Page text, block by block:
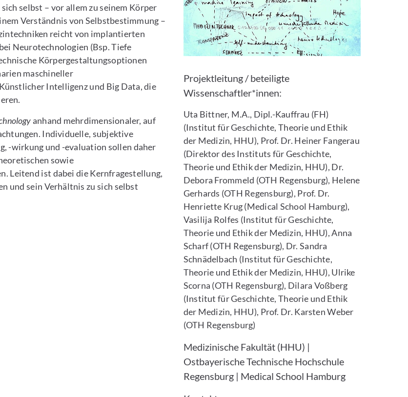
selbst – vor allem zu seinem Körper
Verständnis von Selbstbestimmung –
reicht von implantierten
Neurotechnologien (Bsp. Tiefe
Körpergestaltungsoptionen
maschineller
Intelligenz und Big Data, die
anhand mehrdimensionaler, auf
Individuelle, subjektive
-wirkung und -evaluation sollen daher
sowie
Leitend ist dabei die Kernfragestellung,
und sein Verhältnis zu sich selbst
Projektleitung / beteiligte
Wissenschaftler*innen:
Uta Bittner, M.A., Dipl.-Kauffrau (FH)
(Institut für Geschichte, Theorie und Ethik
der Medizin, HHU), Prof. Dr. Heiner Fangerau
(Direktor des Instituts für Geschichte,
Theorie und Ethik der Medizin, HHU), Dr.
Debora Frommeld (OTH Regensburg), Helene
Gerhards (OTH Regensburg), Prof. Dr.
Henriette Krug (Medical School Hamburg),
Vasilija Rolfes (Institut für Geschichte,
Theorie und Ethik der Medizin, HHU), Anna
Scharf (OTH Regensburg), Dr. Sandra
Schnädelbach (Institut für Geschichte,
Theorie und Ethik der Medizin, HHU), Ulrike
Scorna (OTH Regensburg), Dilara Voßberg
(Institut für Geschichte, Theorie und Ethik
der Medizin, HHU), Prof. Dr. Karsten Weber
(OTH Regensburg)
Medizinische Fakultät (HHU) |
Ostbayerische Technische Hochschule
Regensburg | Medical School Hamburg